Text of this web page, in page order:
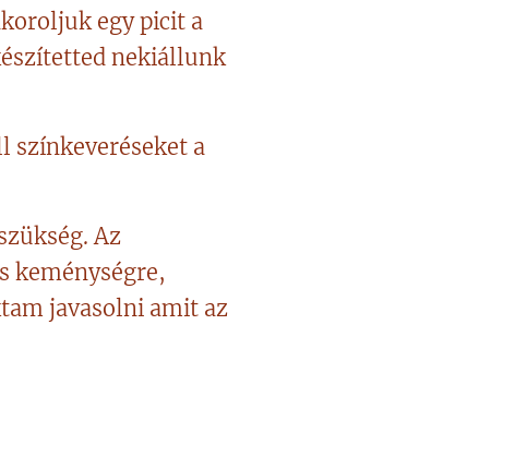
egy picit a
nekiállunk
színkeveréseket a
Az
keménységre,
javasolni amit az